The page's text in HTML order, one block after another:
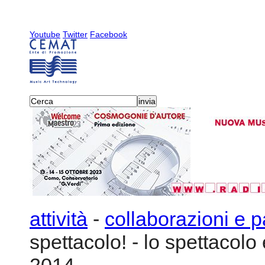
Youtube Twitter Facebook
attività - collaborazioni e
spettacolo! - lo